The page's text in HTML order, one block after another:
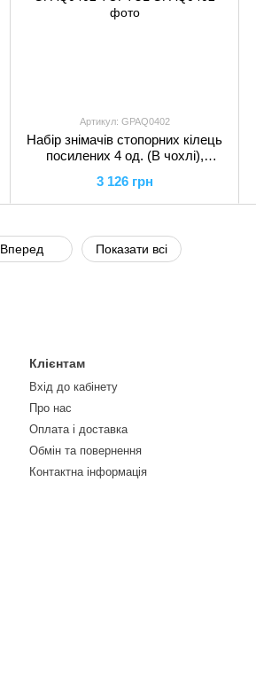
Артикул: GPAQ0402
Набір знімачів стопорних кілець
посилених 4 од. (В чохлі),
3 126 грн
Вперед Показати всі
Клієнтам
Вхід до кабінету
Про нас
Оплата і доставка
Обмін та повернення
Контактна інформація